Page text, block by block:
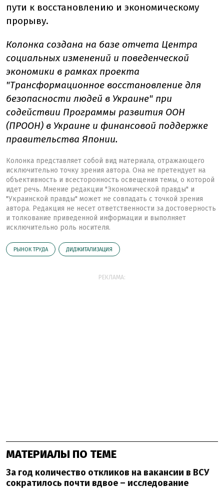
пути к восстановлению и экономическому
прорыву.
Колонка создана на базе отчета Центра
социальных изменений и поведенческой
экономики в рамках проекта
"Трансформационное восстановление для
безопасности людей в Украине" при
содействии Программы развития ООН
(ПРООН) в Украине и финансовой поддержке
правительства Японии.
Колонка представляет собой вид материала, отражающего
исключительно точку зрения автора. Она не претендует на
объективность и всесторонность освещения темы, о которой
идет речь. Мнение редакции "Экономической правды" и
"Украинской правды" может не совпадать с точкой зрения
автора. Редакция не несет ответственности за достоверность
и толкование приведенной информации и выполняет
исключительно роль носителя.
РЫНОК ТРУДА ДИДЖИТАЛИЗАЦИЯ
РЕКЛАМА:
МАТЕРИАЛЫ ПО ТЕМЕ
За год количество откликов на вакансии в ВСУ
сократилось почти вдвое – исследование